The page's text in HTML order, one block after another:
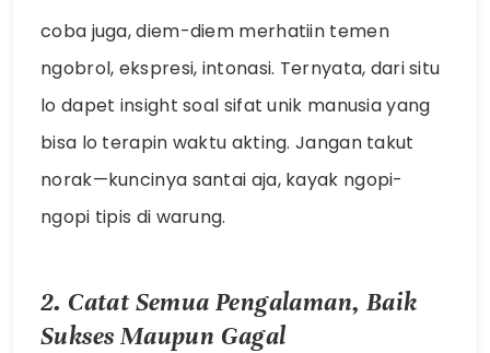
coba juga, diem-diem merhatiin temen
ngobrol, ekspresi, intonasi. Ternyata, dari situ
lo dapet insight soal sifat unik manusia yang
bisa lo terapin waktu akting. Jangan takut
norak—kuncinya santai aja, kayak ngopi-
ngopi tipis di warung.
2. Catat Semua Pengalaman, Baik
Sukses Maupun Gagal